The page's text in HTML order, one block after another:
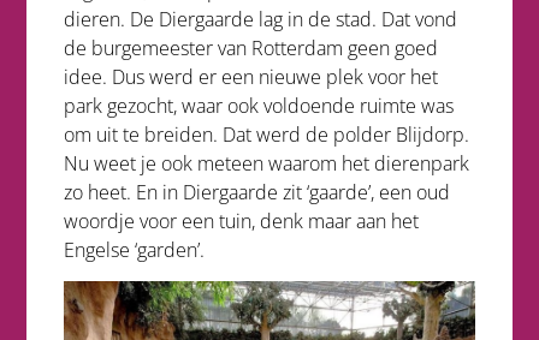
dieren. De Diergaarde lag in de stad. Dat vond
de burgemeester van Rotterdam geen goed
idee. Dus werd er een nieuwe plek voor het
park gezocht, waar ook voldoende ruimte was
om uit te breiden. Dat werd de polder Blijdorp.
Nu weet je ook meteen waarom het dierenpark
zo heet. En in Diergaarde zit ‘gaarde’, een oud
woordje voor een tuin, denk maar aan het
Engelse ‘garden’.